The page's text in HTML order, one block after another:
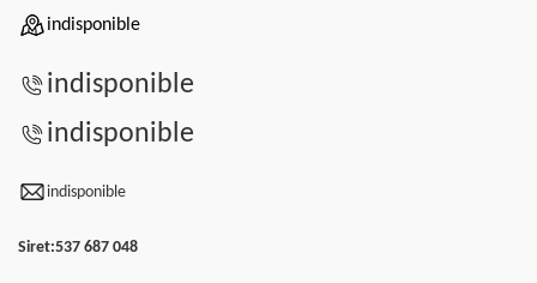
indisponible
indisponible
indisponible
indisponible
Siret:537 687 048